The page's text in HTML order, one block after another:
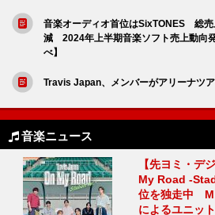
音楽オーディオ首位はSixTONES 総売
減 2024年上半期音楽ソフト売上動向
べ】
Travis Japan、メンバーがアリーナツ
音楽ニュース
【先ヨミ・デ
My Road -
位を独走中
によるユニッ